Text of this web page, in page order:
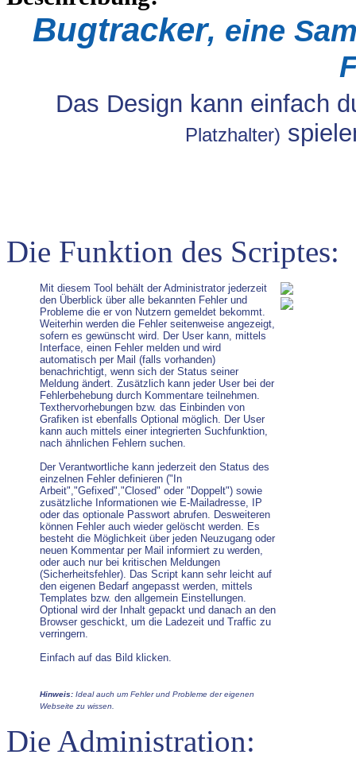
Bugtracker, eine
Das Design kann einfach
Platzhalter)
Die Funktion des Scriptes:
Mit diesem Tool behält der Administrator jederzeit
den Überblick über alle bekannten Fehler und
Probleme die er von Nutzern gemeldet bekommt.
Weiterhin werden die Fehler seitenweise angezeigt,
sofern es gewünscht wird. Der User kann, mittels
Interface, einen Fehler melden und wird
automatisch per Mail (falls vorhanden)
benachrichtigt, wenn sich der Status seiner
Meldung ändert. Zusätzlich kann jeder User bei der
Fehlerbehebung durch Kommentare teilnehmen.
Texthervorhebungen bzw. das Einbinden von
Grafiken ist ebenfalls Optional möglich. Der User
kann auch mittels einer integrierten Suchfunktion,
nach ähnlichen Fehlern suchen.
Der Verantwortliche kann jederzeit den Status des
einzelnen Fehler definieren ("In
Arbeit","Gefixed","Closed" oder "Doppelt") sowie
zusätzliche Informationen wie E-Mailadresse, IP
oder das optionale Passwort abrufen. Desweiteren
können Fehler auch wieder gelöscht werden. Es
besteht die Möglichkeit über jeden Neuzugang oder
neuen Kommentar per Mail informiert zu werden,
oder auch nur bei kritischen Meldungen
(Sicherheitsfehler). Das Script kann sehr leicht auf
den eigenen Bedarf angepasst werden, mittels
Templates bzw. den allgemein Einstellungen.
Optional wird der Inhalt gepackt und danach an den
Browser geschickt, um die Ladezeit und Traffic zu
verringern.
Einfach auf das Bild klicken.
Hinweis: Ideal auch um Fehler und Probleme der eigenen
Webseite zu wissen.
Die Administration: